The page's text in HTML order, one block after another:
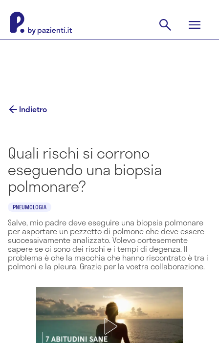
Indietro
Quali rischi si corrono
eseguendo una biopsia
polmonare?
PNEUMOLOGIA
Salve, mio padre deve eseguire una biopsia polmonare
per asportare un pezzetto di polmone che deve essere
successivamente analizzato. Volevo cortesemente
sapere se ci sono dei rischi e i tempi di degenza. Il
problema è che la macchia che hanno riscontrato è tra i
polmoni e la pleura. Grazie per la vostra collaborazione.